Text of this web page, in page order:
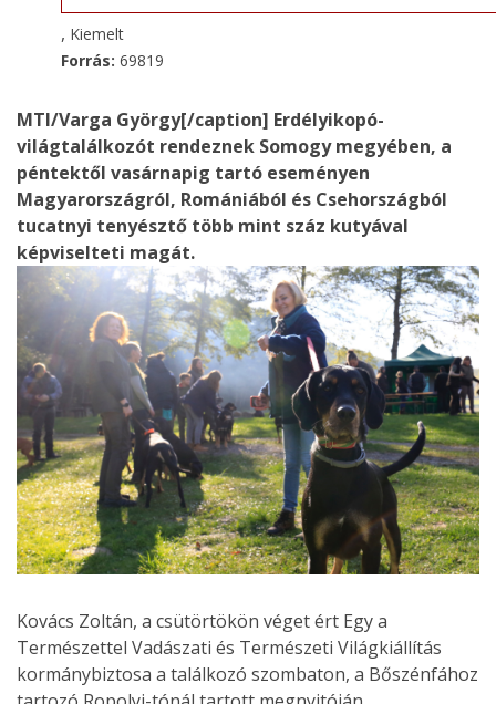
, Kiemelt
Forrás: 69819
MTI/Varga György[/caption] Erdélyikopó-
világtalálkozót rendeznek Somogy megyében, a
péntektől vasárnapig tartó eseményen
Magyarországról, Romániából és Csehországból
tucatnyi tenyésztő több mint száz kutyával
képviselteti magát.
Kovács Zoltán, a csütörtökön véget ért Egy a
Természettel Vadászati és Természeti Világkiállítás
kormánybiztosa a találkozó szombaton, a Bőszénfához